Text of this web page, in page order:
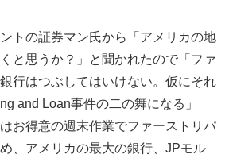
トの証券マン氏から「アメリカの地
と思うか？」と聞かれたので「ファ
行はつぶしてはいけない。仮にそれ
and Loan事件の二の舞になる」
お得意の週末作業でファーストリパ
、アメリカの最大の銀行、JPモル